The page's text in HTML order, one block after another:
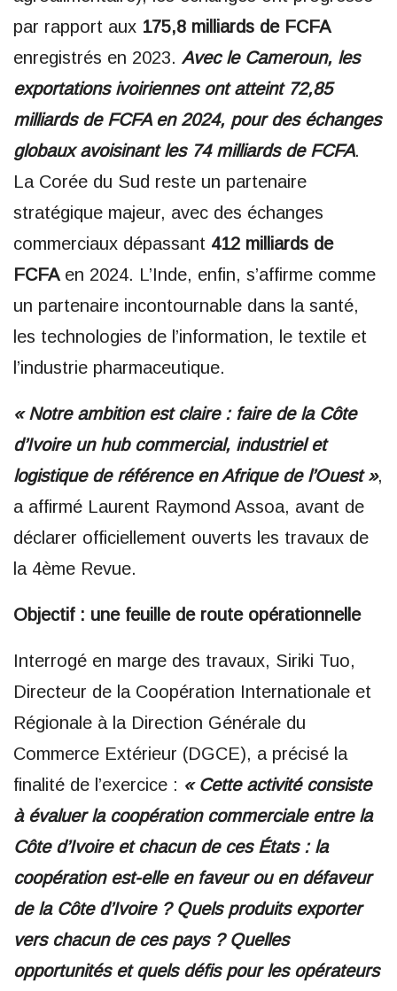
par rapport aux 175,8 milliards de FCFA
enregistrés en 2023. Avec le Cameroun, les
exportations ivoiriennes ont atteint 72,85
milliards de FCFA en 2024, pour des échanges
globaux avoisinant les 74 milliards de FCFA.
La Corée du Sud reste un partenaire
stratégique majeur, avec des échanges
commerciaux dépassant 412 milliards de
FCFAen 2024. L’Inde, enfin, s’affirme comme
un partenaire incontournable dans la santé,
les technologies de l’information, le textile et
l’industrie pharmaceutique.
« Notre ambition est claire : faire de la Côte
d’Ivoire un hub commercial, industriel et
logistique de référence en Afrique de l’Ouest »,
a affirmé Laurent Raymond Assoa, avant de
déclarer officiellement ouverts les travaux de
la 4ème Revue.
Objectif : une feuille de route opérationnelle
Interrogé en marge des travaux, Siriki Tuo,
Directeur de la Coopération Internationale et
Régionale à la Direction Générale du
Commerce Extérieur (DGCE), a précisé la
finalité de l’exercice : « Cette activité consiste
à évaluer la coopération commerciale entre la
Côte d’Ivoire et chacun de ces États : la
coopération est-elle en faveur ou en défaveur
de la Côte d’Ivoire ? Quels produits exporter
vers chacun de ces pays ? Quelles
opportunités et quels défis pour les opérateurs